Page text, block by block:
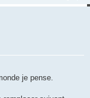
je pense.